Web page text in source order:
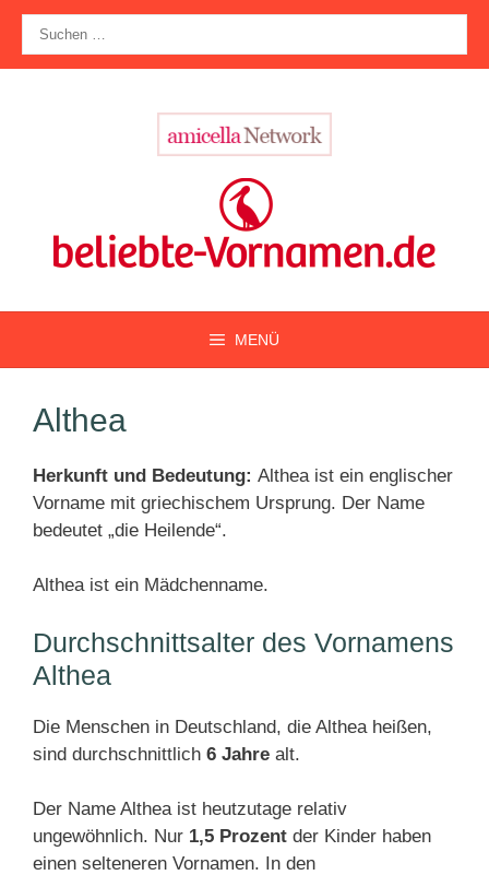
Zum
Inhalt
springen
nach:
MENÜ
Althea
Herkunft und Bedeutung: Althea ist ein englischer
Vorname mit griechischem Ursprung. Der Name
bedeutet „die Heilende“.
Althea ist ein Mädchenname.
Durchschnittsalter des Vornamens
Althea
Die Menschen in Deutschland, die Althea heißen,
sind durchschnittlich 6 Jahre alt.
Der Name Althea ist heutzutage relativ
ungewöhnlich. Nur 1,5 Prozent der Kinder haben
einen selteneren Vornamen. In den